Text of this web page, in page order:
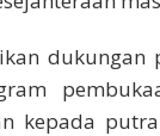
dukungan
kepada